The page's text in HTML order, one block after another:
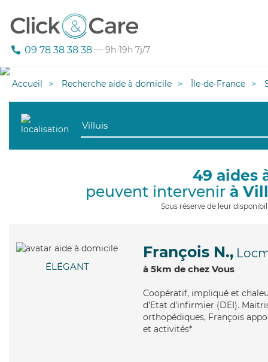
09 78 38 38 38 — 9h-19h 7j/7
Accueil Recherche aide à domicile Île-de-France
49 aides
peuvent intervenir à
Sous réserve de leur
ÉLÉGANT
François N.,
à 5km de chez Vous
Coopératif, impliqué et
d'Etat d'infirmier (DEI).
orthopédiques, François
et activités*